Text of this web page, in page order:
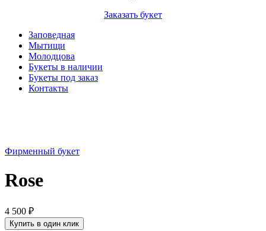
Заказать букет
Заповедная
Мытищи
Молодцова
Букеты в наличии
Букеты под заказ
Контакты
Фирменный букет
Rose
4 500 ₽
Купить в один клик